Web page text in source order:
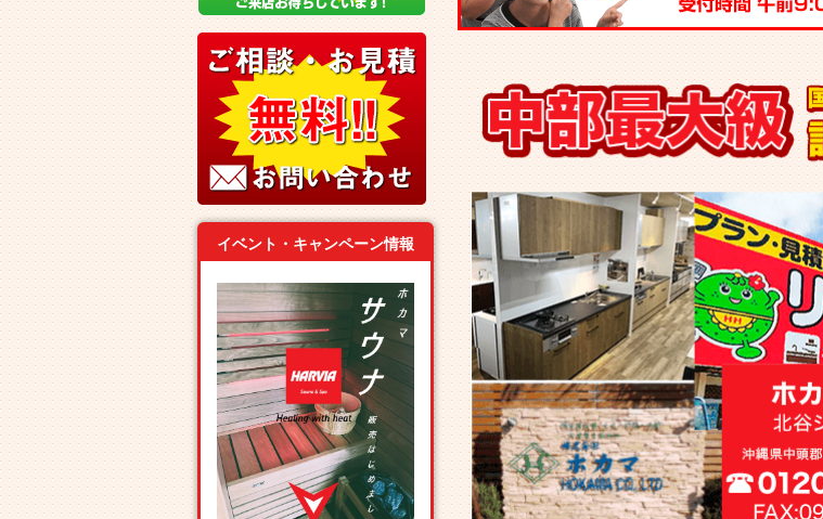
イベント・キャンペーン情報